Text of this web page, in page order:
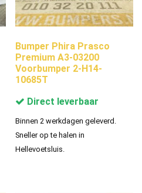
Bumper Phira Prasco
Premium A3-03200
Voorbumper 2-H14-
10685T
Direct leverbaar
Binnen 2 werkdagen geleverd.
Sneller op te halen in
Hellevoetsluis.